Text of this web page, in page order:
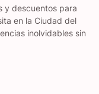
y descuentos para
en la Ciudad del
inolvidables sin